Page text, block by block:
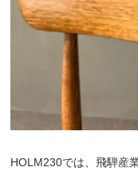
HOLM230では、飛騨産